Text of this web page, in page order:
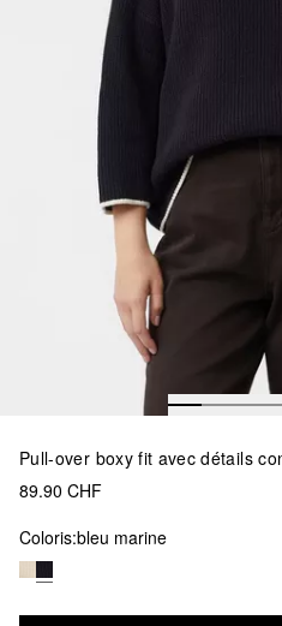
Pull-over boxy fit avec détails
89.90 CHF
Coloris:bleu marine